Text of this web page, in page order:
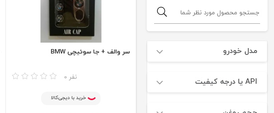
سر والف + جا سوئیچی BMW
0 نفر
خرید با دیجی‌کالا
مدل خودرو
API یا درجه کیفیت